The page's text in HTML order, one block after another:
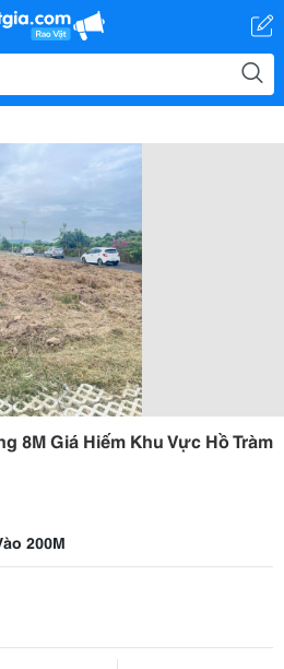
8M Giá Hiếm Khu Vực Hồ Tràm
200M